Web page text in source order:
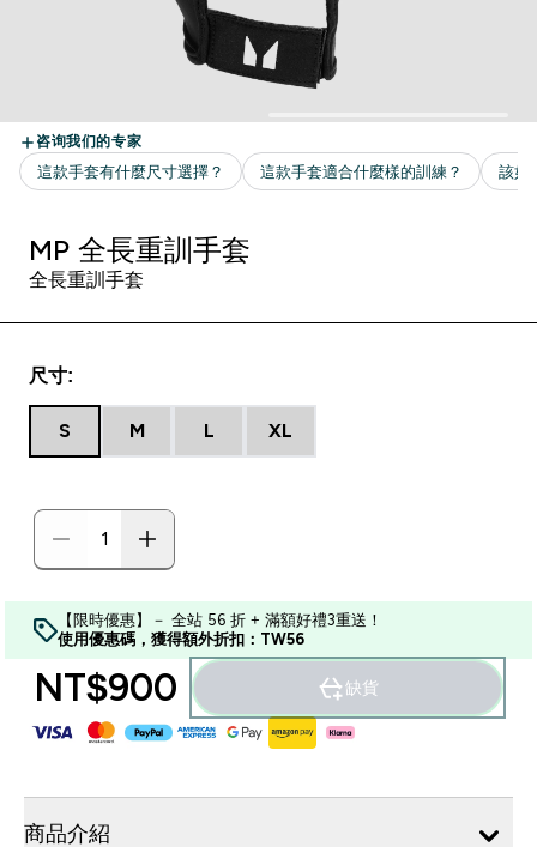
MP 全長重訓手套
全長重訓手套
尺寸:
S M L XL
【限時優惠】－ 全站 56 折 + 滿額好禮3重送！
使用優惠碼，獲得額外折扣：TW56
NT$900‎ 缺貨
商品介紹